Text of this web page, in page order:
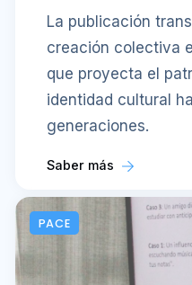
La publicación
creación colectiva
que proyecta el
identidad cultural
generaciones.
Saber más
PACE